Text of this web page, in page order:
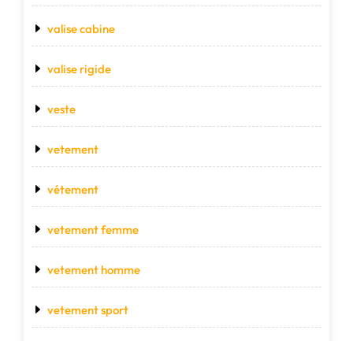
valise cabine
valise rigide
veste
vetement
vétement
vetement femme
vetement homme
vetement sport